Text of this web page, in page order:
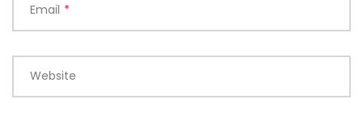
Email *
Website